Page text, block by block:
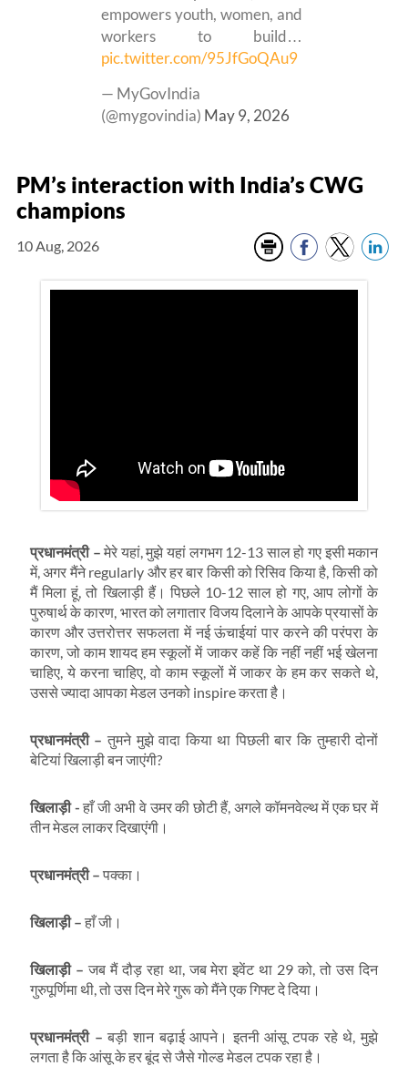
empowers youth, women, and
workers to build…
pic.twitter.com/95JfGoQAu9
— MyGovIndia
(@mygovindia) May 9, 2026
PM’s interaction with India’s CWG
champions
10 Aug, 2026
प्रधानमंत्री – मेरे यहां, मुझे यहां लगभग 12-13 साल हो गए इसी मकान
में, अगर मैंने regularly और हर बार किसी को रिसिव किया है, किसी को
मैं मिला हूं, तो खिलाड़ी हैं। पिछले 10-12 साल हो गए, आप लोगों के
पुरुषार्थ के कारण, भारत को लगातार विजय दिलाने के आपके प्रयासों के
कारण और उत्तरोत्तर सफलता में नई ऊंचाईयां पार करने की परंपरा के
कारण, जो काम शायद हम स्कूलों में जाकर कहें कि नहीं नहीं भई खेलना
चाहिए, ये करना चाहिए, वो काम स्कूलों में जाकर के हम कर सकते थे,
उससे ज्यादा आपका मेडल उनको inspire करता है।
प्रधानमंत्री – तुमने मुझे वादा किया था पिछली बार कि तुम्हारी दोनों
बेटियां खिलाड़ी बन जाएंगी?
खिलाड़ी- हाँ जी अभी वे उमर की छोटी हैं, अगले कॉमनवेल्थ में एक घर में
तीन मेडल लाकर दिखाएंगी।
प्रधानमंत्री – पक्का।
खिलाड़ी – हाँ जी।
खिलाड़ी – जब मैं दौड़ रहा था, जब मेरा इवेंट था 29 को, तो उस दिन
गुरुपूर्णिमा थी, तो उस दिन मेरे गुरू को मैंने एक गिफ्ट दे दिया।
प्रधानमंत्री – बड़ी शान बढ़ाई आपने। इतनी आंसू टपक रहे थे, मुझे
लगता है कि आंसू के हर बूंद से जैसे गोल्ड मेडल टपक रहा है।